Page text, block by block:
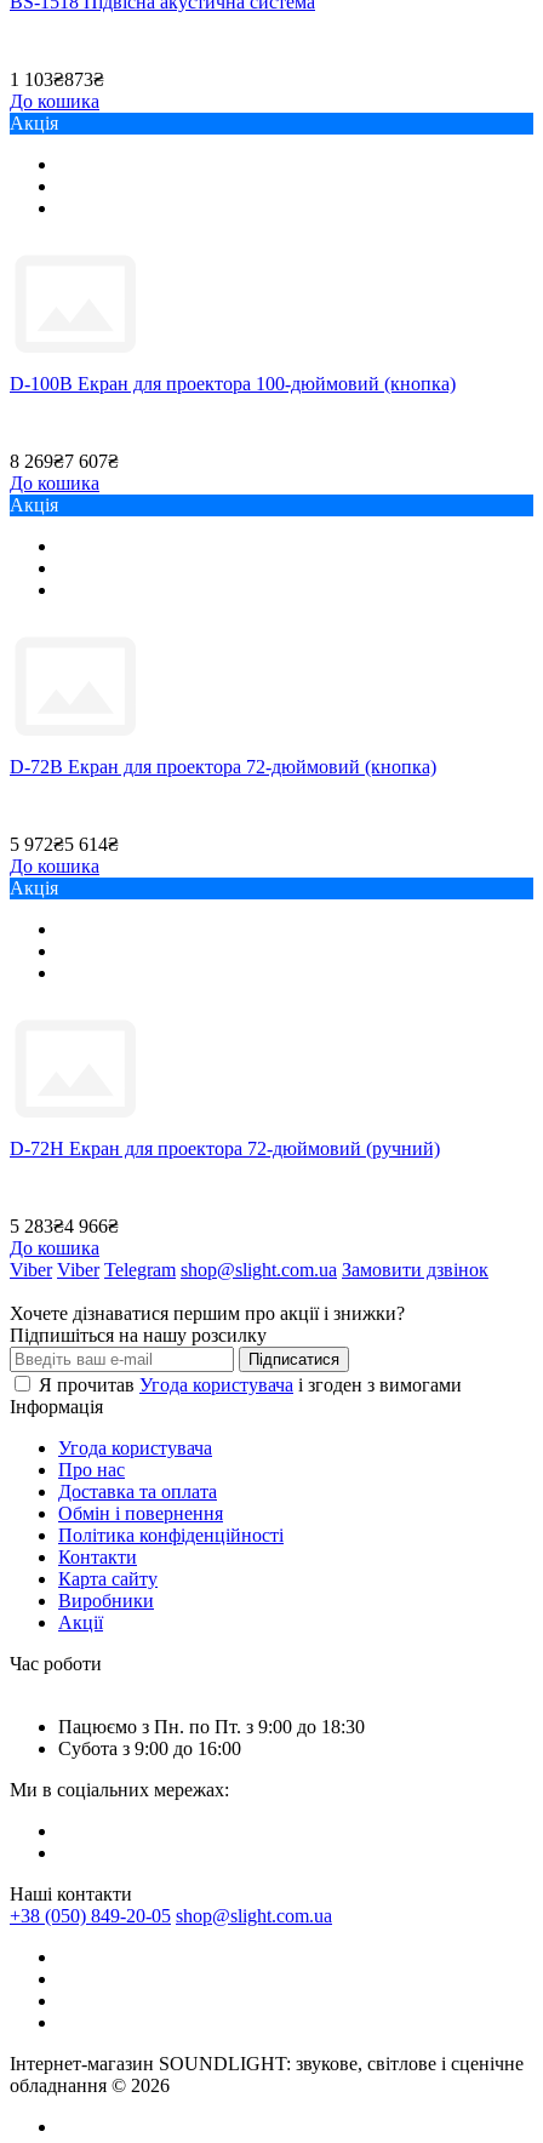
1 103₴873₴
До кошика
Акція
D-100B Екран для проектора 100-дюймовий (кнопка)
8 269₴7 607₴
До кошика
Акція
D-72B Екран для проектора 72-дюймовий (кнопка)
5 972₴5 614₴
До кошика
Акція
D-72H Екран для проектора 72-дюймовий (ручний)
5 283₴4 966₴
До кошика
Viber Viber Telegram shop@slight.com.ua Замовити дзвінок
Хочете дізнаватися першим про акції і знижки?
Підпишіться на нашу розсилку
Підписатися
Я прочитав Угода користувача і згоден з вимогами
Інформація
Угода користувача
Про нас
Доставка та оплата
Обмін і повернення
Політика конфіденційності
Контакти
Карта сайту
Виробники
Акції
Час роботи
Пацюємо з Пн. по Пт. з 9:00 до 18:30
Субота з 9:00 до 16:00
Ми в соціальних мережах:
Наші контакти
+38 (050) 849-20-05 shop@slight.com.ua
Інтернет-магазин SOUNDLIGHT: звукове, світлове і сценічне
обладнання © 2026